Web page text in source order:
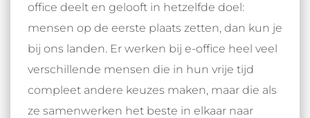
office deelt en gelooft in hetzelfde doel:
mensen op de eerste plaats zetten, dan kun je
bij ons landen. Er werken bij e-office heel veel
verschillende mensen die in hun vrije tijd
compleet andere keuzes maken, maar die als
ze samenwerken het beste in elkaar naar